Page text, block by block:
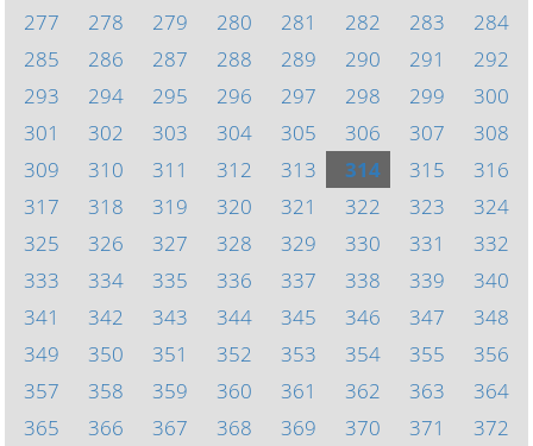
277
278 279 280 281 282 283
284
285
286 287 288 289 290 291
292
293
294 295 296 297 298 299
300
301
302 303 304 305 306 307
308
309
310 311 312 313 314 315
316
317
318 319 320 321 322 323
324
325
326 327 328 329 330 331
332
333
334 335 336 337 338 339
340
341
342 343 344 345 346 347
348
349
350 351 352 353 354 355
356
357
358 359 360 361 362 363
364
365
366 367 368 369 370 371 372